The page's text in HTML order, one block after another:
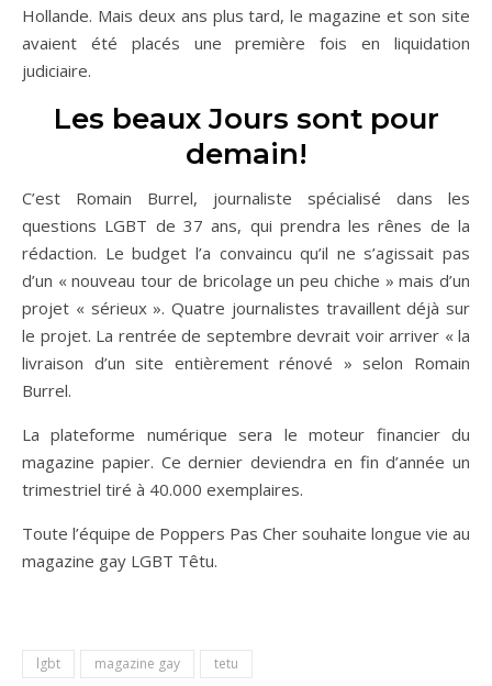
Hollande. Mais deux ans plus tard, le magazine et son site
avaient été placés une première fois en liquidation
judiciaire.
Les beaux Jours sont pour
demain!
C’est Romain Burrel, journaliste spécialisé dans les
questions LGBT de 37 ans, qui prendra les rênes de la
rédaction. Le budget l’a convaincu qu’il ne s’agissait pas
d’un « nouveau tour de bricolage un peu chiche » mais d’un
projet « sérieux ». Quatre journalistes travaillent déjà sur
le projet. La rentrée de septembre devrait voir arriver « la
livraison d’un site entièrement rénové » selon Romain
Burrel.
La plateforme numérique sera le moteur financier du
magazine papier. Ce dernier deviendra en fin d’année un
trimestriel tiré à 40.000 exemplaires.
Toute l’équipe de Poppers Pas Cher souhaite longue vie au
magazine gay LGBT Têtu.
lgbt magazine gay tetu